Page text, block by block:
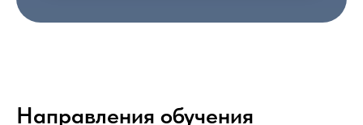
Направления обучения